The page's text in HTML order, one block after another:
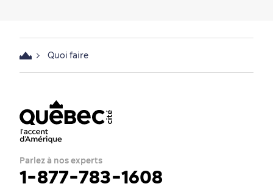
Quoi faire
Parlez à nos experts
1-877-783-1608